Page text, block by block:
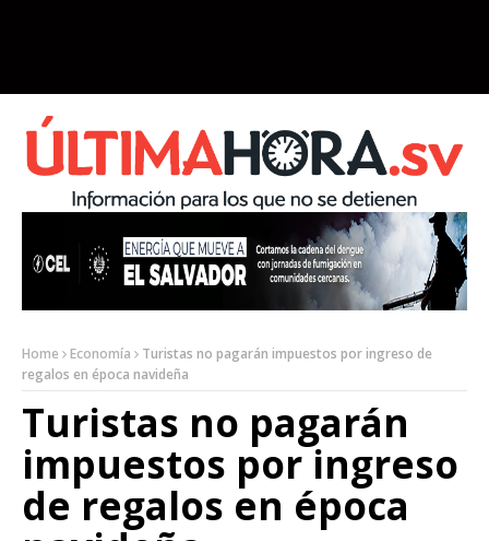
Home Economía
Turistas no pagarán impuestos por ingreso de
regalos en época navideña
Turistas no pagarán
impuestos por ingreso
de regalos en época